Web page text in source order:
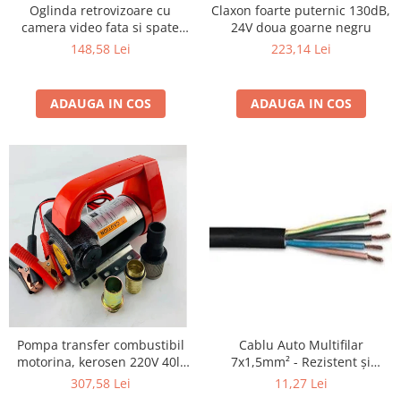
Oglinda retrovizoare cu
camera video fata si spate
1080p
148,58 Lei
ADAUGA IN COS
Claxon foarte puternic 130dB,
24V doua goarne negru
223,14 Lei
ADAUGA IN COS
Pompa transfer combustibil
motorina, kerosen 220V 40l/
min
307,58 Lei
Cablu Auto Multifilar
7x1,5mm² - Rezistent și
Flexibil pentru Remorci 12V-
11,27 Lei